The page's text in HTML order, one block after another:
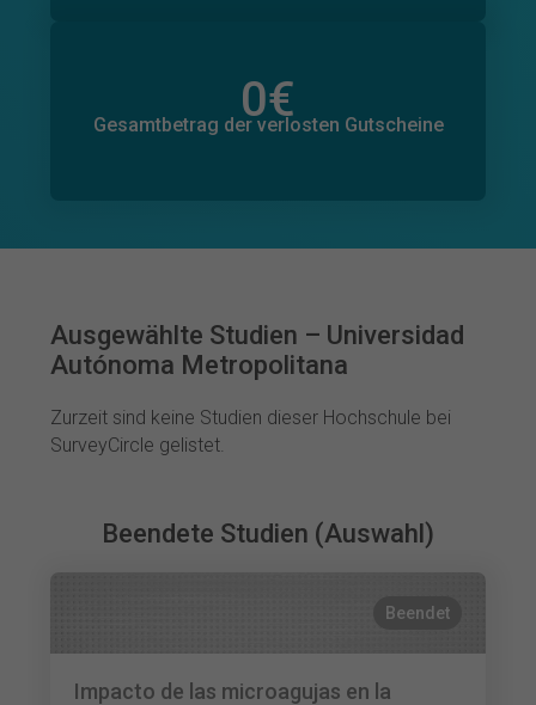
0€
Gesamtbetrag der verlosten Gutscheine
0€
Gesamtbetrag der zugesagten Spenden
Ausgewählte Studien – Universidad
Autónoma Metropolitana
Zurzeit sind keine Studien dieser Hochschule bei
SurveyCircle gelistet.
Beendete Studien (Auswahl)
Beendet
Impacto de las microagujas en la